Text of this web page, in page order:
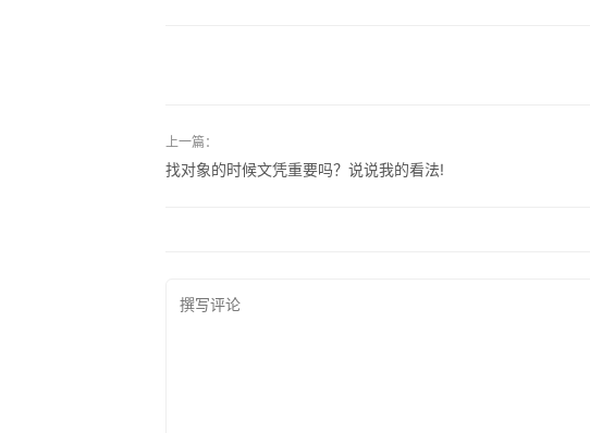
上一篇：
找对象的时候文凭重要吗？说说我的看法!